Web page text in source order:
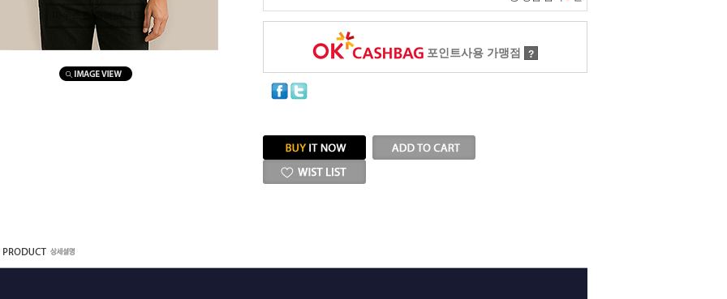
마우스를 올려보세요
포인트사용 가맹점 ?